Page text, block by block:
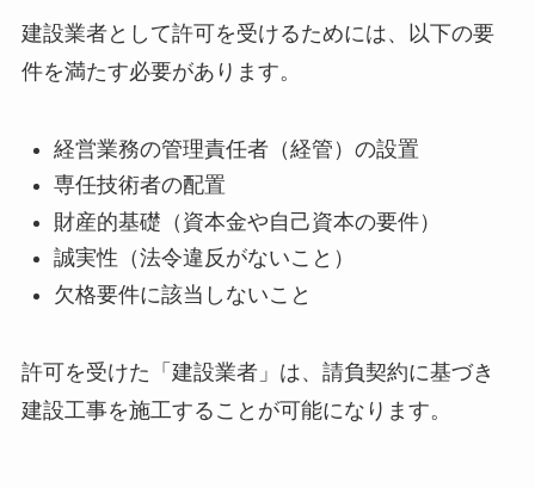
建設業者として許可を受けるためには、以下の要
件を満たす必要があります。
経営業務の管理責任者（経管）の設置
専任技術者の配置
財産的基礎（資本金や自己資本の要件）
誠実性（法令違反がないこと）
欠格要件に該当しないこと
許可を受けた「建設業者」は、請負契約に基づき
建設工事を施工することが可能になります。